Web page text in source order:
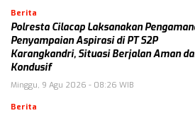
Berita
Polresta Cilacap Laksanakan
Penyampaian Aspirasi di PT S2P
Karangkandri, Situasi Berjalan Aman
Kondusif
Minggu, 9 Agu 2026 - 08:26 WIB
Berita